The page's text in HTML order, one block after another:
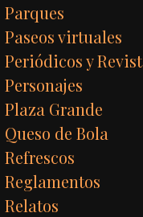
Parques
Paseos virtuales
Periódicos y
Personajes
Plaza Grande
Queso de Bola
Refrescos
Reglamentos
Relatos